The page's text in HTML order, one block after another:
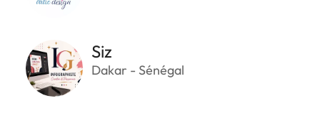
Siz
Dakar - Sénégal